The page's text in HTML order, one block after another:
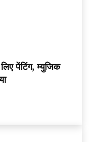
पेंटिंग, म्युजिक